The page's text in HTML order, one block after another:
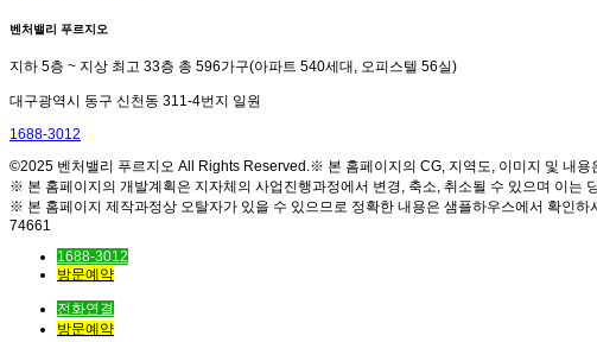
벤처밸리 푸르지오
지하 5층 ~ 지상 최고 33층 총 596가구(아파트 540세대, 오피스텔 56실)
대구광역시 동구 신천동 311-4번지 일원
1688-3012
©2025 벤처밸리 푸르지오 All Rights Reserved.※ 본 홈페이지의 CG, 지역도, 이미지 및 내
※ 본 홈페이지의 개발계획은 지자체의 사업진행과정에서 변경, 축소, 취소될 수 있으며 이는
※ 본 홈페이지 제작과정상 오탈자가 있을 수 있으므로 정확한 내용은 샘플하우스에서 확인하
74661
1688-3012
방문예약
전화연결
방문예약